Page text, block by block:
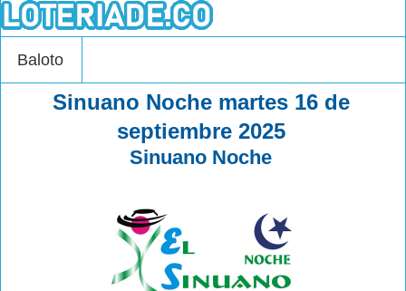
Baloto
Sinuano Noche martes 16 de
septiembre 2025
Sinuano Noche